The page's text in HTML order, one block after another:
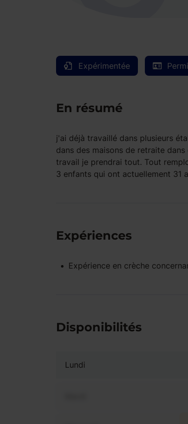
Expérimentée
En résumé
j'ai déjà travaillé dans plusieurs
dans des maisons de retraite
travail je prendrai tout. Tout
3 enfants qui ont actuellement 31
Expériences
Expérience en crèche
Disponibilités
Lundi